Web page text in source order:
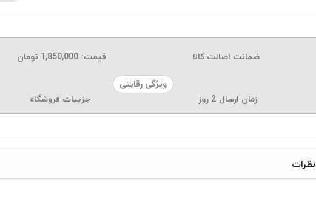
ضمانت اصالت کالا قیمت: 1,850,000 تومان
ویژگی رقابتی
زمان ارسال 2 روز جزییات فروشگاه
نظرات